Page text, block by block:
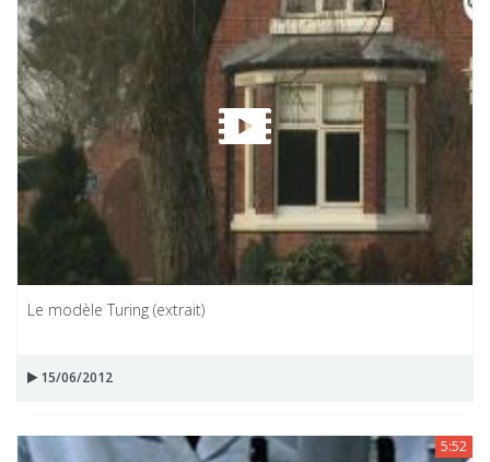
Le modèle Turing (extrait)
15/06/2012
5:52